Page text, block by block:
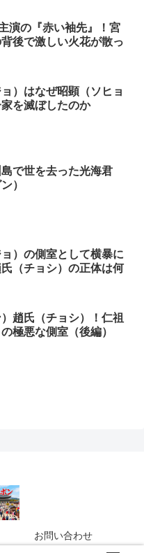
演の『赤い袖先』！宮
後で激しい火花が散っ
）はなぜ昭顕（ソヒョ
を滅ぼしたのか
で世を去った光海君
）
）の側室として横暴に
（チョシ）の正体は何
趙氏（チョシ）！仁祖
極悪な側室（後編）
お問い合わせ